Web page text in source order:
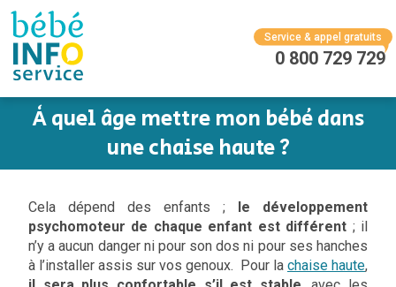
Service & appel gratuits
0 800 729 729
À quel âge mettre mon bébé dans
une chaise haute ?
Cela dépend des enfants ; le développement
psychomoteur de chaque enfant est différent ; il
n’y a aucun danger ni pour son dos ni pour ses hanches
à l’installer assis sur vos genoux. Pour la chaise haute,